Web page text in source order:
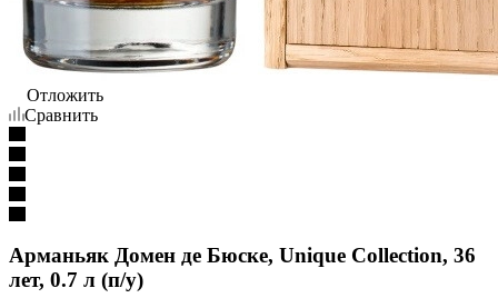
Отложить
Сравнить
Арманьяк Домен де Бюске, Unique Collection, 36
лет, 0.7 л (п/у)